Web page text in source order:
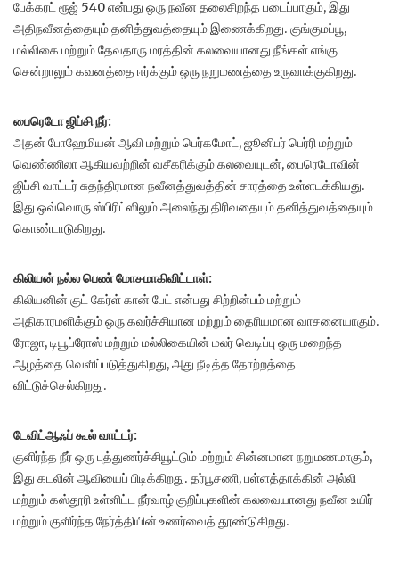
பேக்கரட் ரூஜ் 540 என்பது ஒரு நவீன தலைசிறந்த படைப்பாகும், இது
அதிநவீனத்தையும் தனித்துவத்தையும் இணைக்கிறது. குங்குமப்பூ,
மல்லிகை மற்றும் தேவதாரு மரத்தின் கலவையானது நீங்கள் எங்கு
சென்றாலும் கவனத்தை ஈர்க்கும் ஒரு நறுமணத்தை உருவாக்குகிறது.
பைரெடோ ஜிப்சி நீர்:
அதன் போஹேமியன் ஆவி மற்றும் பெர்கமோட், ஜூனிபர் பெர்ரி மற்றும்
வெண்ணிலா ஆகியவற்றின் வசீகரிக்கும் கலவையுடன், பைரெடோவின்
ஜிப்சி வாட்டர் சுதந்திரமான நவீனத்துவத்தின் சாரத்தை உள்ளடக்கியது.
இது ஒவ்வொரு ஸ்பிரிட்ஸிலும் அலைந்து திரிவதையும் தனித்துவத்தையும்
கொண்டாடுகிறது.
கிலியன் நல்ல பெண் மோசமாகிவிட்டாள்:
கிலியனின் குட் கேர்ள் கான் பேட் என்பது சிற்றின்பம் மற்றும்
அதிகாரமளிக்கும் ஒரு கவர்ச்சியான மற்றும் தைரியமான வாசனையாகும்.
ரோஜா, டியூப்ரோஸ் மற்றும் மல்லிகையின் மலர் வெடிப்பு ஒரு மறைந்த
ஆழத்தை வெளிப்படுத்துகிறது, அது நீடித்த தோற்றத்தை
விட்டுச்செல்கிறது.
டேவிட்ஆஃப் கூல் வாட்டர்:
குளிர்ந்த நீர் ஒரு புத்துணர்ச்சியூட்டும் மற்றும் சின்னமான நறுமணமாகும்,
இது கடலின் ஆவியைப் பிடிக்கிறது. தர்பூசணி, பள்ளத்தாக்கின் அல்லி
மற்றும் கஸ்தூரி உள்ளிட்ட நீர்வாழ் குறிப்புகளின் கலவையானது நவீன உயிர்
மற்றும் குளிர்ந்த நேர்த்தியின் உணர்வைத் தூண்டுகிறது.